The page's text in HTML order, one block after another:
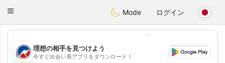
AustraliaChat
Toggle
Mode ログイン
💖
理想の相手を見つけよう
今すぐ出会い系アプリをダウンロード！